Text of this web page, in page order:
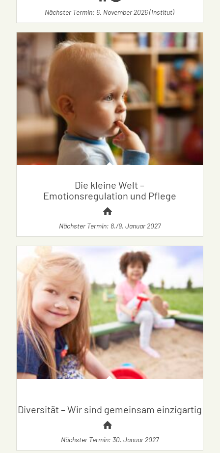
Nächster Termin: 6. November 2026 (Institut)
Die kleine Welt –
Emotionsregulation und Pflege
Nächster Termin: 8./9. Januar 2027
Diversität – Wir sind gemeinsam einzigartig
Nächster Termin: 30. Januar 2027